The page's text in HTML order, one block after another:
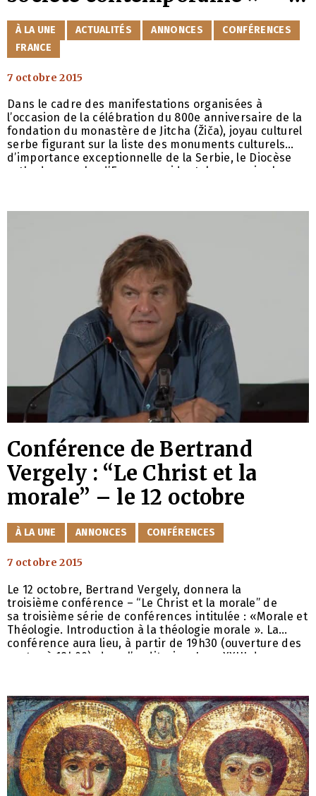
16 octobre à Paris
CATÉGORIES
À LA UNE ACTUALITÉS ANNONCES
CONFÉRENCES
FRANCE
7 octobre 2015
Dans le cadre des manifestations organisées à
l’occasion de la célébration du 800e anniversaire de la
fondation du monastère de Jitcha (Žiča), joyau culturel
serbe figurant sur la liste des monuments culturels
d’importance exceptionnelle de la Serbie, le Diocèse
orthodoxe serbe d’Europe occidentale, organise le
assurance, deux tables rondes sur le thème : « Le rôle
Conférence de Bertrand
Vergely : “Le Christ et la
morale” – le 12 octobre
CATÉGORIES
À LA UNE ANNONCES CONFÉRENCES
7 octobre 2015
Le 12 octobre, Bertrand Vergely, donnera la
troisième conférence – “Le Christ et la morale” de
sa troisième série de conférences intitulée : «Morale et
Théologie. Introduction à la théologie morale ». La
conférence aura lieu, à partir de 19h30 (ouverture des
portes à 19h00), dans l’auditorium Jean XXIII de
Pour plus d’informations: 06 17 86 32 96. Les vidéos de